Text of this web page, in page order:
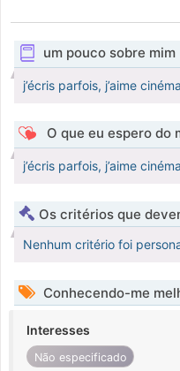
um pouco sobre mim
j’écris parfois, j’aime
O que eu espero do
j’écris parfois, j’aime
Os critérios que
Nenhum critério foi
Conhecendo-me
Interesses
Não especificado